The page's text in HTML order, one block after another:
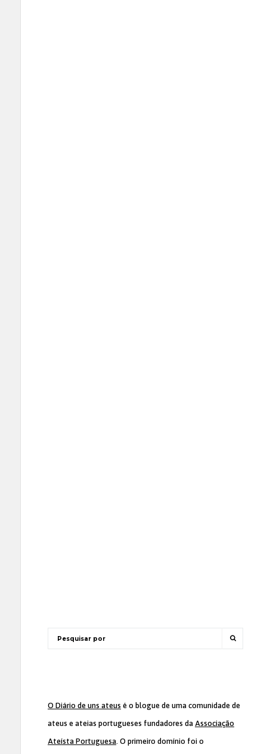
O Diário de uns ateus é o blogue de uma comunidade de
ateus e ateias portugueses fundadores da Associação
Ateísta Portuguesa. O primeiro domínio foi o